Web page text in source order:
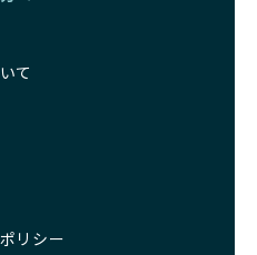
っかり確保し、子犬が自然に
つけられるよう育てていま
に社会性の基盤ができている
ても安心してスタートできる
、犬種に関する豊富な知識
め、子犬を迎えた後の健康管
せた育て方について、丁寧
「この犬種ならではの特徴
、ワンちゃんが幸せに暮らせ
退犬を「コスト」として考
、ワンちゃんの生活が不安定
ているかも、優良ブリーダー
ら
て
リシー